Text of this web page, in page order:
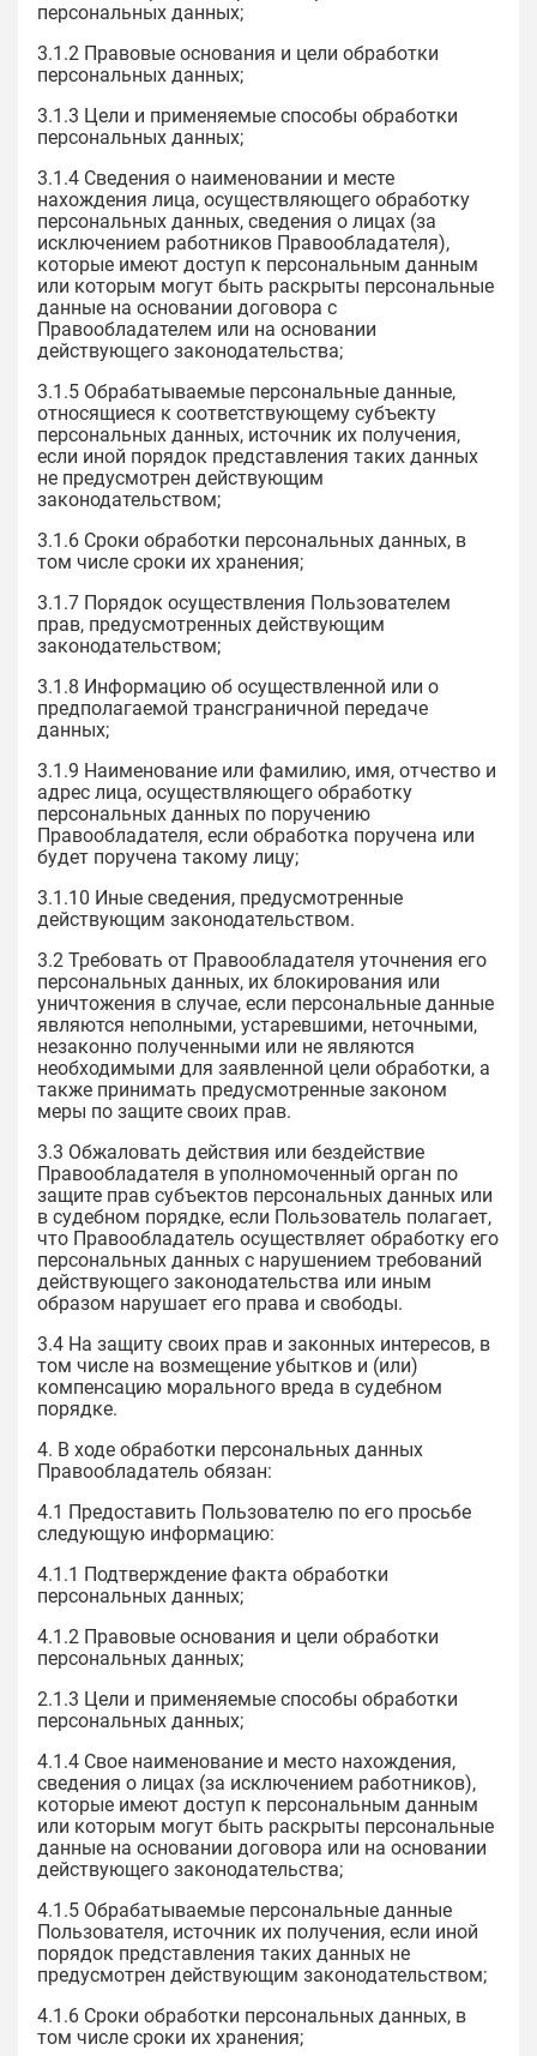
персональных данных;
3.1.2 Правовые основания и цели обработки
персональных данных;
3.1.3 Цели и применяемые способы обработки
персональных данных;
3.1.4 Сведения о наименовании и месте
нахождения лица, осуществляющего обработку
персональных данных, сведения о лицах (за
исключением работников Правообладателя),
которые имеют доступ к персональным данным
или которым могут быть раскрыты персональные
данные на основании договора с
Правообладателем или на основании
действующего законодательства;
3.1.5 Обрабатываемые персональные данные,
относящиеся к соответствующему субъекту
персональных данных, источник их получения,
если иной порядок представления таких данных
не предусмотрен действующим
законодательством;
3.1.6 Сроки обработки персональных данных, в
том числе сроки их хранения;
3.1.7 Порядок осуществления Пользователем
прав, предусмотренных действующим
законодательством;
3.1.8 Информацию об осуществленной или о
предполагаемой трансграничной передаче
данных;
3.1.9 Наименование или фамилию, имя, отчество и
адрес лица, осуществляющего обработку
персональных данных по поручению
Правообладателя, если обработка поручена или
будет поручена такому лицу;
3.1.10 Иные сведения, предусмотренные
действующим законодательством.
3.2 Требовать от Правообладателя уточнения его
персональных данных, их блокирования или
уничтожения в случае, если персональные данные
являются неполными, устаревшими, неточными,
незаконно полученными или не являются
необходимыми для заявленной цели обработки, а
также принимать предусмотренные законом
меры по защите своих прав.
3.3 Обжаловать действия или бездействие
Правообладателя в уполномоченный орган по
защите прав субъектов персональных данных или
в судебном порядке, если Пользователь полагает,
что Правообладатель осуществляет обработку его
персональных данных с нарушением требований
действующего законодательства или иным
образом нарушает его права и свободы.
3.4 На защиту своих прав и законных интересов, в
том числе на возмещение убытков и (или)
компенсацию морального вреда в судебном
порядке.
4. В ходе обработки персональных данных
Правообладатель обязан:
4.1 Предоставить Пользователю по его просьбе
следующую информацию:
4.1.1 Подтверждение факта обработки
персональных данных;
4.1.2 Правовые основания и цели обработки
персональных данных;
2.1.3 Цели и применяемые способы обработки
персональных данных;
4.1.4 Свое наименование и место нахождения,
сведения о лицах (за исключением работников),
которые имеют доступ к персональным данным
или которым могут быть раскрыты персональные
данные на основании договора или на основании
действующего законодательства;
4.1.5 Обрабатываемые персональные данные
Пользователя, источник их получения, если иной
порядок представления таких данных не
предусмотрен действующим законодательством;
4.1.6 Сроки обработки персональных данных, в
том числе сроки их хранения;